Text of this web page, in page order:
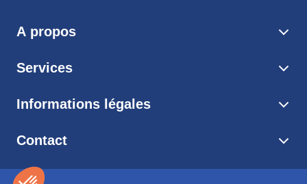
A propos
Services
Informations légales
Contact